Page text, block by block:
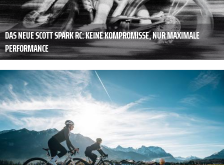
DAS NEUE SCOTT SPARK RC: KEINE KOMPROMISSE, NUR MAXIMALE
PERFORMANCE